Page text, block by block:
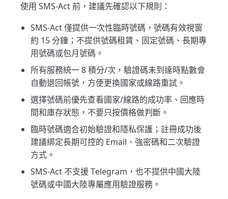
使用 SMS-Act 前，建議先確認以下規則：
SMS-Act 僅提供一次性臨時號碼，號碼有效視窗
約 15 分鐘；不提供號碼租賃、固定號碼、長期專
用號碼或包月號碼。
所有服務統一 8 積分/次，驗證碼未到達時點數會
自動退回帳號，方便更換國家或線路重試。
選擇號碼前優先查看國家/線路的成功率、回應時
間和庫存狀態，不要只按價格做判斷。
臨時號碼適合初始驗證和隱私保護；註冊成功後
建議綁定長期可控的 Email、強密碼和二次驗證
方式。
SMS-Act 不支援 Telegram，也不提供中國大陸
號碼或中國大陸專屬應用驗證服務。